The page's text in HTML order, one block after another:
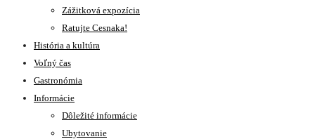
Zážitková expozícia
Ratujte Cesnaka!
História a kultúra
Voľný čas
Gastronómia
Informácie
Dôležité informácie
Ubytovanie